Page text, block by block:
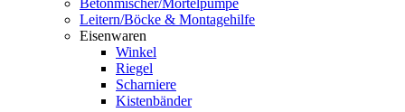
Betonmischer/Mörtelpumpe
Leitern/Böcke & Montagehilfe
Eisenwaren
Winkel
Riegel
Scharniere
Kistenbänder